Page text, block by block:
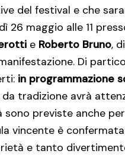
del festival e che
26 maggio alle 11
e Roberto Bruno,
Di
in programmazione
tradizione avrà
sono previste anche
vincente è
e tanto